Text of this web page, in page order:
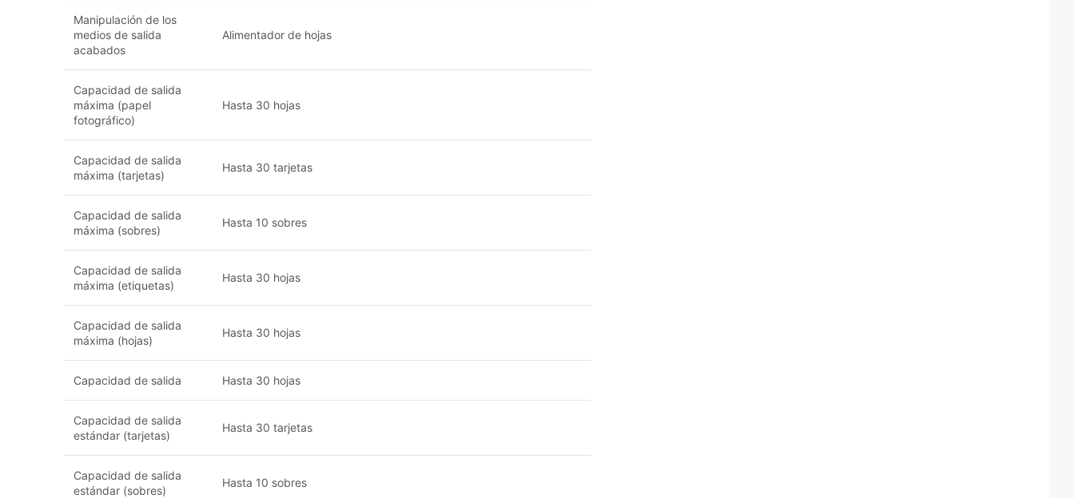
Manipulación de los
medios de salida
acabados
Alimentador de hojas
Capacidad de salida
máxima (papel
fotográfico)
Hasta 30 hojas
Capacidad de salida
máxima (tarjetas)
Hasta 30 tarjetas
Capacidad de salida
máxima (sobres)
Hasta 10 sobres
Capacidad de salida
máxima (etiquetas)
Hasta 30 hojas
Capacidad de salida
máxima (hojas)
Hasta 30 hojas
Capacidad de salida Hasta 30 hojas
Capacidad de salida
estándar (tarjetas)
Hasta 30 tarjetas
Capacidad de salida
estándar (sobres)
Hasta 10 sobres